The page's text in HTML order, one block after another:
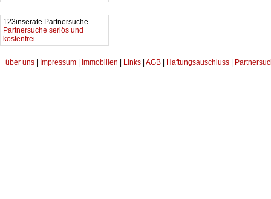
123inserate Partnersuche
Partnersuche seriös und
kostenfrei
über uns Impressum Immobilien Links AGB Haftungsauschluss